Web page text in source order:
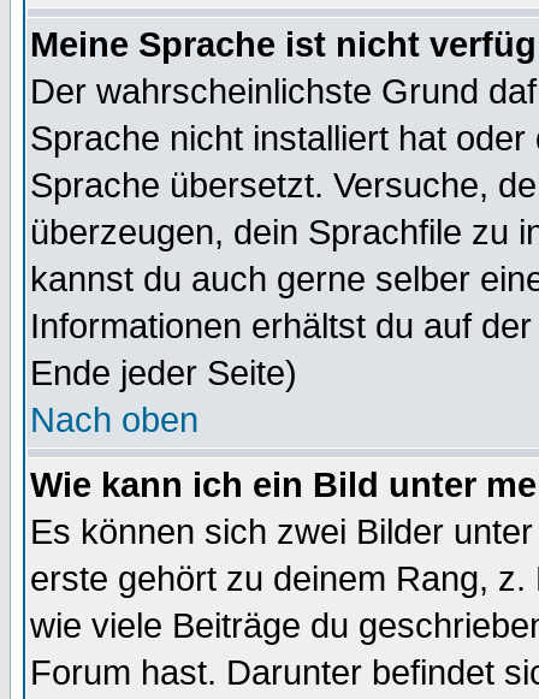
Meine Sprache ist nicht
Der wahrscheinlichste Grund
Sprache nicht installiert hat
Sprache übersetzt. Versuche,
überzeugen, dein Sprachfile zu
kannst du auch gerne selber
Informationen erhältst du auf
Ende jeder Seite)
Nach oben
Wie kann ich ein Bild unter
Es können sich zwei Bilder
erste gehört zu deinem Rang,
wie viele Beiträge du
Forum hast. Darunter befindet